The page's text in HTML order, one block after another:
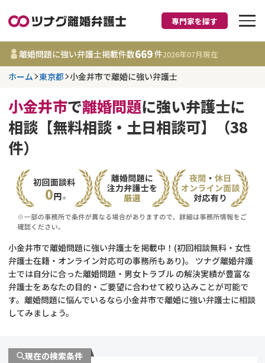
離婚に強い弁護士
事務所 669
件
更新日 :2026年07月31日
離婚前相談
DV
不貞・不倫慰謝料請求
費用相場
財産分与
養育費
専門家を探す
離婚問題に強い弁護士掲載件数669件2026年07月現在
ホーム 東京都 小金井市で離婚に強い弁護士
小金井市で離婚問題に強い弁護士に
相談【無料相談・土日相談可】（38
件）
小金井市で離婚問題に強い弁護士を掲載中！(初回相談無料・女性
弁護士在籍・オンライン対応可の事務所もあり)。 ツナグ離婚弁護
士では自分に合った離婚問題・男女トラブル の解決実績が豊富な
弁護士をあなたの目的・ご要望に合わせて絞り込みことが可能で
す。離婚問題に悩んでいるなら小金井市で離婚に強い弁護士に相談
してみましょう。
現在の検索条件